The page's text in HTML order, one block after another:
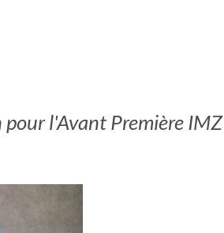
pour l'Avant Première IMZ